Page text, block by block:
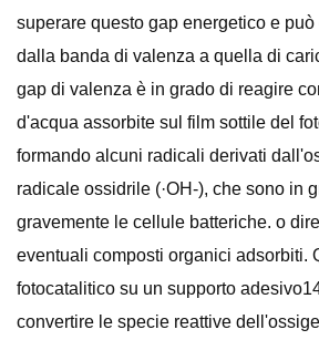
superare questo gap energetico e
dalla banda di valenza a quella di
gap di valenza è in grado di reagire
d'acqua assorbite sul film sottile del
formando alcuni radicali derivati
radicale ossidrile (·OH-), che sono in
gravemente le cellule batteriche. o
eventuali composti organici adsorbiti.
fotocatalitico su un supporto
convertire le specie reattive